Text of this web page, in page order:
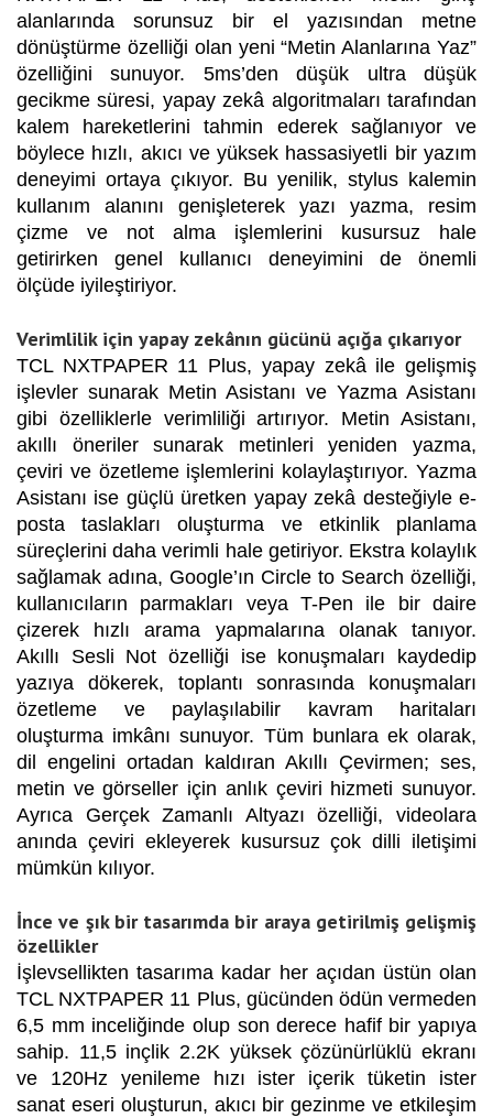
alanlarında sorunsuz bir el yazısından metne
dönüştürme özelliği olan yeni “Metin Alanlarına Yaz”
özelliğini sunuyor. 5ms’den düşük ultra düşük
gecikme süresi, yapay zekâ algoritmaları tarafından
kalem hareketlerini tahmin ederek sağlanıyor ve
böylece hızlı, akıcı ve yüksek hassasiyetli bir yazım
deneyimi ortaya çıkıyor. Bu yenilik, stylus kalemin
kullanım alanını genişleterek yazı yazma, resim
çizme ve not alma işlemlerini kusursuz hale
getirirken genel kullanıcı deneyimini de önemli
ölçüde iyileştiriyor.
Verimlilik için yapay zekânın gücünü açığa çıkarıyor
TCL NXTPAPER 11 Plus, yapay zekâ ile gelişmiş
işlevler sunarak Metin Asistanı ve Yazma Asistanı
gibi özelliklerle verimliliği artırıyor. Metin Asistanı,
akıllı öneriler sunarak metinleri yeniden yazma,
çeviri ve özetleme işlemlerini kolaylaştırıyor. Yazma
Asistanı ise güçlü üretken yapay zekâ desteğiyle e-
posta taslakları oluşturma ve etkinlik planlama
süreçlerini daha verimli hale getiriyor. Ekstra kolaylık
sağlamak adına, Google’ın Circle to Search özelliği,
kullanıcıların parmakları veya T-Pen ile bir daire
çizerek hızlı arama yapmalarına olanak tanıyor.
Akıllı Sesli Not özelliği ise konuşmaları kaydedip
yazıya dökerek, toplantı sonrasında konuşmaları
özetleme ve paylaşılabilir kavram haritaları
oluşturma imkânı sunuyor. Tüm bunlara ek olarak,
dil engelini ortadan kaldıran Akıllı Çevirmen; ses,
metin ve görseller için anlık çeviri hizmeti sunuyor.
Ayrıca Gerçek Zamanlı Altyazı özelliği, videolara
anında çeviri ekleyerek kusursuz çok dilli iletişimi
mümkün kılıyor.
İnce ve şık bir tasarımda bir araya getirilmiş gelişmiş
özellikler
İşlevsellikten tasarıma kadar her açıdan üstün olan
TCL NXTPAPER 11 Plus, gücünden ödün vermeden
6,5 mm inceliğinde olup son derece hafif bir yapıya
sahip. 11,5 inçlik 2.2K yüksek çözünürlüklü ekranı
ve 120Hz yenileme hızı ister içerik tüketin ister
sanat eseri oluşturun, akıcı bir gezinme ve etkileşim